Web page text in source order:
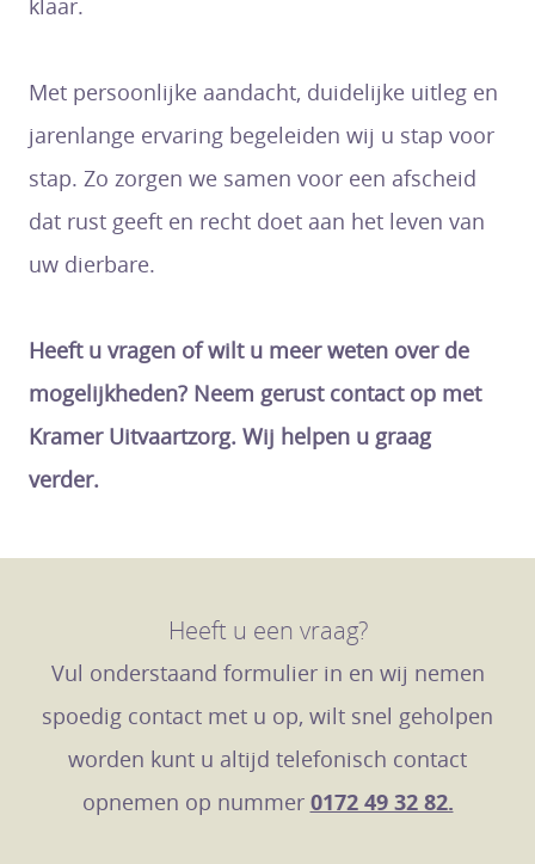
Met persoonlijke aandacht, duidelijke uitleg en
jarenlange ervaring begeleiden wij u stap voor
stap. Zo zorgen we samen voor een afscheid
dat rust geeft en recht doet aan het leven van
uw dierbare.
Heeft u vragen of wilt u meer weten over de
mogelijkheden? Neem gerust contact op met
Kramer Uitvaartzorg. Wij helpen u graag
verder.
Heeft u een vraag?
Vul onderstaand formulier in en wij nemen
spoedig contact met u op, wilt snel geholpen
worden kunt u altijd telefonisch contact
opnemen op nummer 0172 49 32 82.